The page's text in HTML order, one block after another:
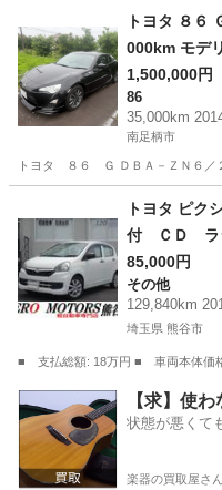
相模原市 小田急相
トヨタ ８６
000km モデ
6
1,500,000円
86
35,000km
南足柄市
トヨタ ８６ Ｇ ＤＢＡ－ＺＮ６／
南足柄市 86
トヨタ ピ
付 ＣＤ ラ
バイザー ラ
ル ＡＢＳ
ト エアバッ
85,000円
その他
129,840km
埼玉県 熊谷市
■ 支払総額: 18万円 ■ 車両本体
埼玉 熊谷市 その他
【求】使
状態が悪くて
楽器の買取屋さん